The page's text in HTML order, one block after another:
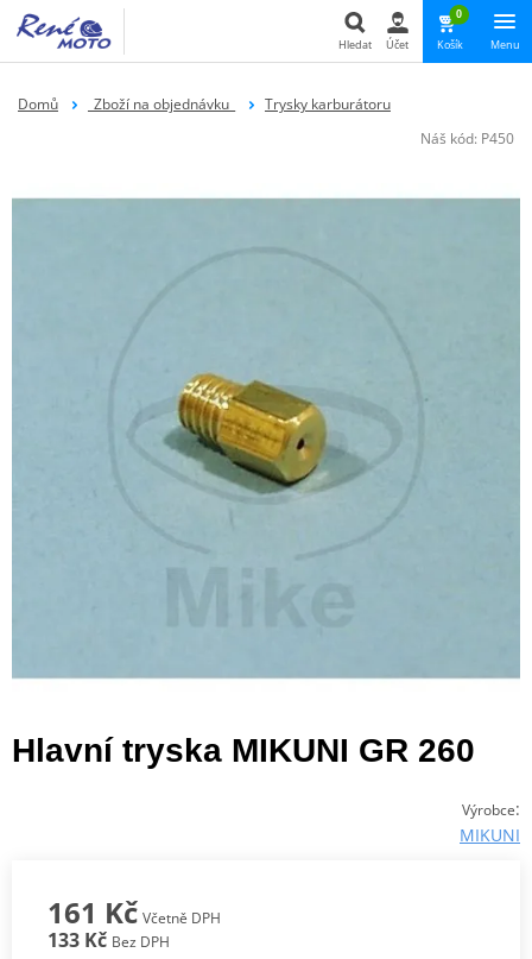
Hledat Účet
0
Košík Menu
Domů _Zboží na objednávku_
Trysky karburátoru
Náš kód: P450
Hlavní tryska MIKUNI GR 260
Výrobce:
MIKUNI
161 Kč Včetně DPH
133 Kč Bez DPH